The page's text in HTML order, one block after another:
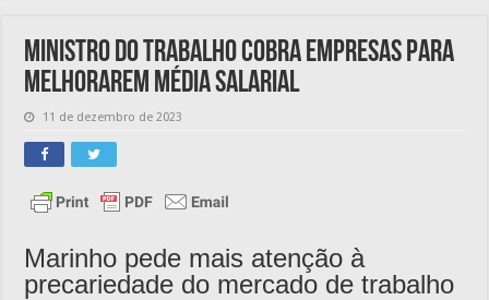
Ministro do Trabalho cobra empresas para
melhorarem média salarial
11 de dezembro de 2023
Marinho pede mais atenção à
precariedade do mercado de trabalho